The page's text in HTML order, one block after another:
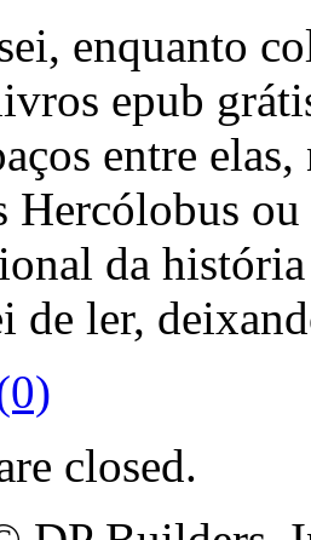
enquanto
epub
entre
Hercólobus
da
de ler,
closed.